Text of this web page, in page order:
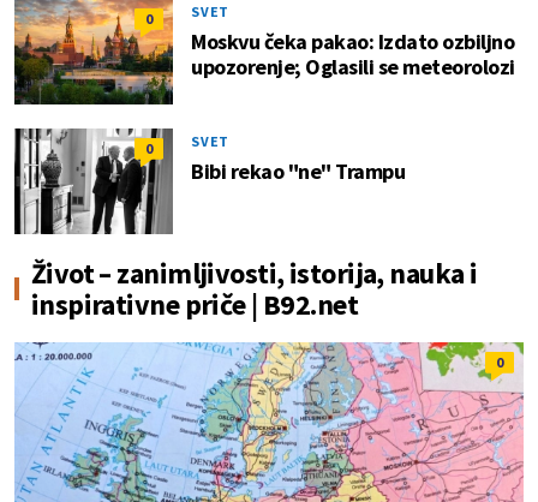
0 SVET
Moskvu čeka pakao: Izdato ozbiljno
upozorenje; Oglasili se meteorolozi
0 SVET
Bibi rekao "ne" Trampu
Život – zanimljivosti, istorija, nauka i
inspirativne priče | B92.net
0